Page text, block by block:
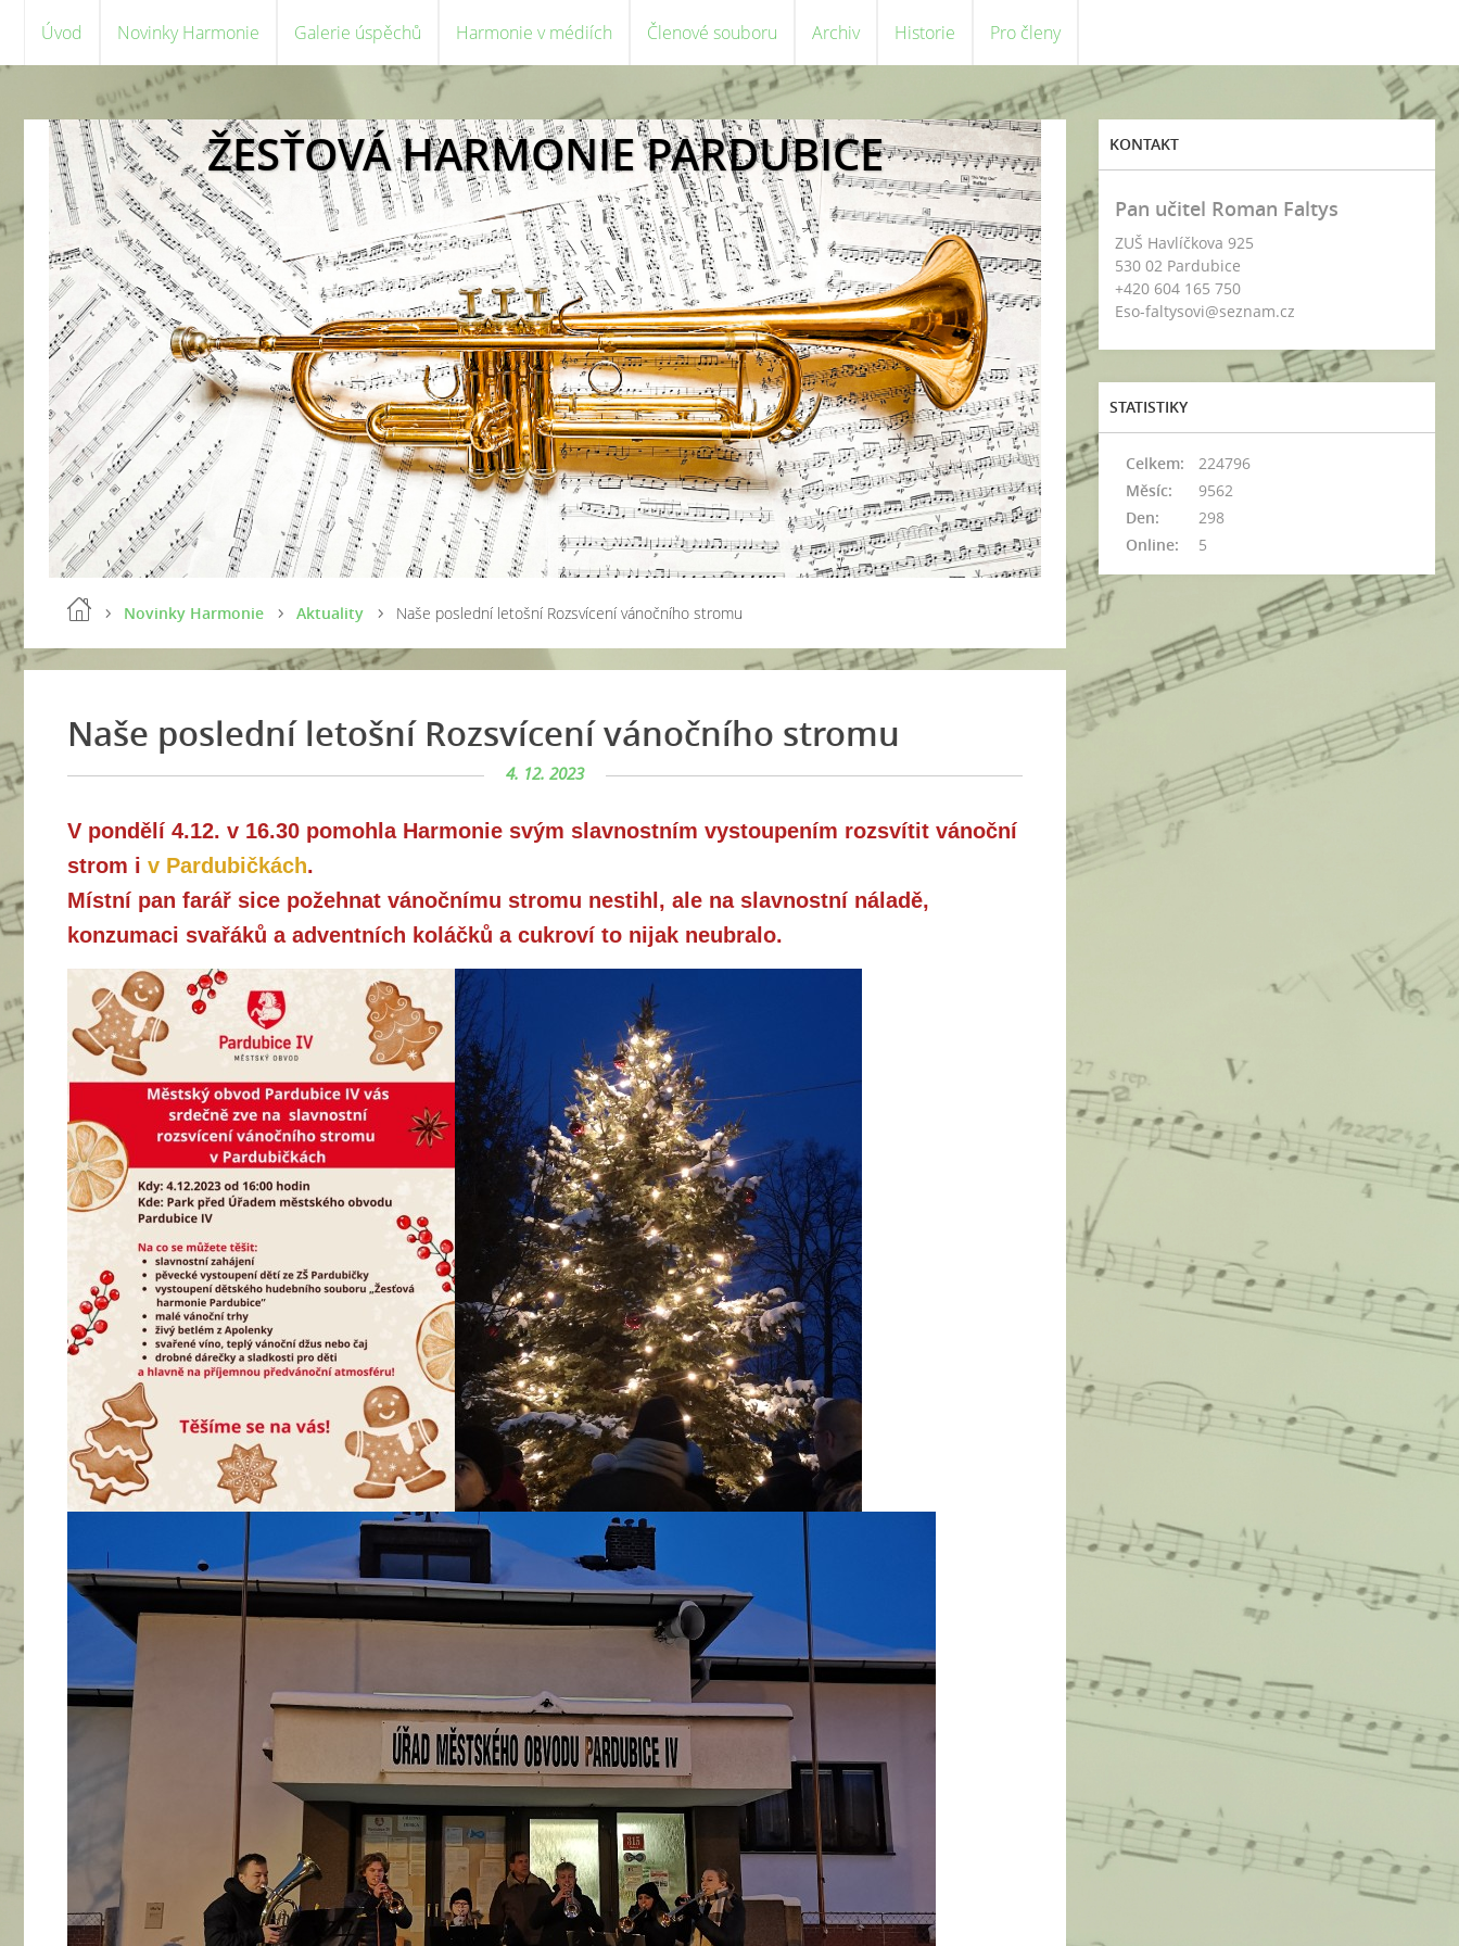
Úvod Novinky Harmonie Galerie úspěchů Harmonie v médiích Členové souboru Archiv Historie Pro členy
ŽESŤOVÁ HARMONIE PARDUBICE
Novinky Harmonie Aktuality Naše poslední letošní Rozsvícení vánočního stromu
Naše poslední letošní Rozsvícení vánočního stromu
4. 12. 2023
V pondělí 4.12. v 16.30 pomohla Harmonie svým slavnostním vystoupením rozsvítit vánoční
strom i v Pardubičkách.
Místní pan farář sice požehnat vánočnímu stromu nestihl, ale na slavnostní náladě,
konzumaci svařáků a adventních koláčků a cukroví to nijak neubralo.
KONTAKT
Pan učitel Roman Faltys
ZUŠ Havlíčkova 925
530 02 Pardubice
+420 604 165 750
Eso-faltysovi@seznam.cz
STATISTIKY
Online: 5
Celkem:
224796
Měsíc:
9562
Den:
298